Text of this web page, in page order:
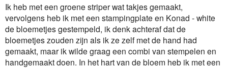
Ik heb met een groene striper wat takjes gemaakt,
vervolgens heb ik met een stampingplate en Konad - white
de bloemetjes gestempeld, ik denk achteraf dat de
bloemetjes zouden zijn als ik ze zelf met de hand had
gemaakt, maar ik wilde graag een combi van stempelen en
handgemaakt doen. In het hart van de bloem heb ik met een